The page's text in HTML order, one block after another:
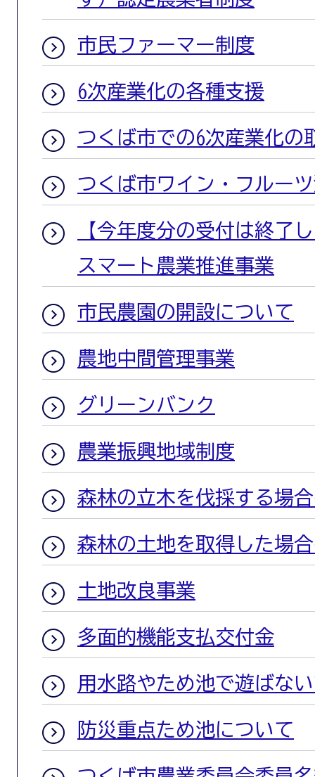
市民ファーマー制度
6次産業化の各種支援
つくば市での6次産業化の
つくば市ワイン・フルー
【今年度分の受付は終了
スマート農業推進事業
市民農園の開設について
農地中間管理事業
グリーンバンク
農業振興地域制度
森林の立木を伐採する場
森林の土地を取得した場
土地改良事業
多面的機能支払交付金
用水路やため池で遊ばな
防災重点ため池について